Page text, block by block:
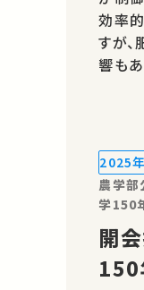
効率
すが
響も
りの
2025
農学部
学150
開
150